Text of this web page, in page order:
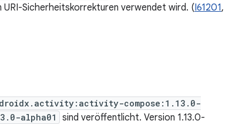
Sicherheitskorrekturen verwendet wird. (I61201,
compose:1.13.0-
alpha01
sind veröffentlicht. Version 1.13.0-